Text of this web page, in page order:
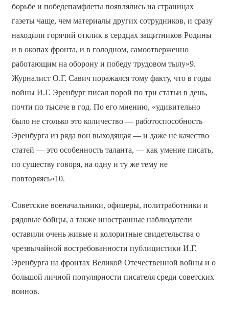
борьбе и победепамфлеты появлялись на страницах
газеты чаще, чем материалы других сотрудников, и сразу
находили горячий отклик в сердцах защитников Родины
и в окопах фронта, и в голодном, самоотверженно
работающим на оборону и победу трудовом тылу»9.
Журналист О.Г. Савич поражался тому факту, что в годы
войны И.Г. Эренбург писал порой по три статьи в день,
почти по тысяче в год. По его мнению, «удивительно
было не столько это количество — работоспособность
Эренбурга из ряда вон выходящая — и даже не качество
статей — это особенность таланта, — как умение писать,
по существу говоря, на одну и ту же тему не
повторяясь»10.
Советские военачальники, офицеры, политработники и
рядовые бойцы, а также иностранные наблюдатели
оставили очень живые и колоритные свидетельства о
чрезвычайной востребованности публицистики И.Г.
Эренбурга на фронтах Великой Отечественной войны и о
большой личной популярности писателя среди советских
воинов.